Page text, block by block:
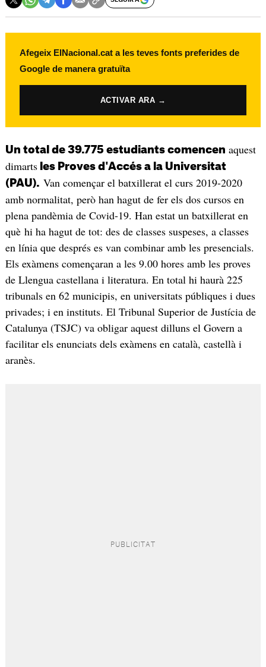
Afegeix ElNacional.cat a les teves fonts preferides de
Google de manera gratuïta
ACTIVAR ARA →
Un total de 39.775 estudiants comencen aquest
dimartsles Proves d'Accés a la Universitat
(PAU). Van començar el batxillerat el curs 2019-2020
amb normalitat, però han hagut de fer els dos cursos en
plena pandèmia de Covid-19. Han estat un batxillerat en
què hi ha hagut de tot: des de classes suspeses, a classes
en línia que després es van combinar amb les presencials.
Els exàmens començaran a les 9.00 hores amb les proves
de Llengua castellana i literatura. En total hi haurà 225
tribunals en 62 municipis, en universitats públiques i dues
privades; i en instituts. El Tribunal Superior de Justícia de
Catalunya (TSJC) va obligar aquest dilluns el Govern a
facilitar els enunciats dels exàmens en català, castellà i
aranès.